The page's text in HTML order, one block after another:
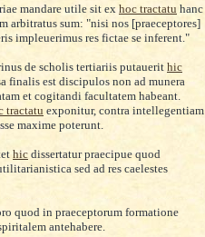
mandare utile sit ex hoc tractatu hanc
arbitratus sum: "nisi nos [praeceptores]
impleuerimus res fictae se inferent."
de scholis tertiariis putauerithic
finalis est discipulos non ad munera
et cogitandi facultatem habeant.
tractatu exponitur, contra intellegentiam
maxime poterunt.
hic dissertatur praecipue quod
sed ad res caelestes
quod in praeceptorum formatione
antehabere.